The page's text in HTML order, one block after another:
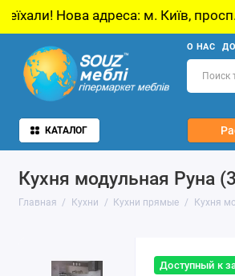
м. Київ, просп. С. Бандери, 21,
О НАС
КАТАЛОГ
Кухня модульная Руна
Главная Кухни Кухни прямые Кухня
Доступный к